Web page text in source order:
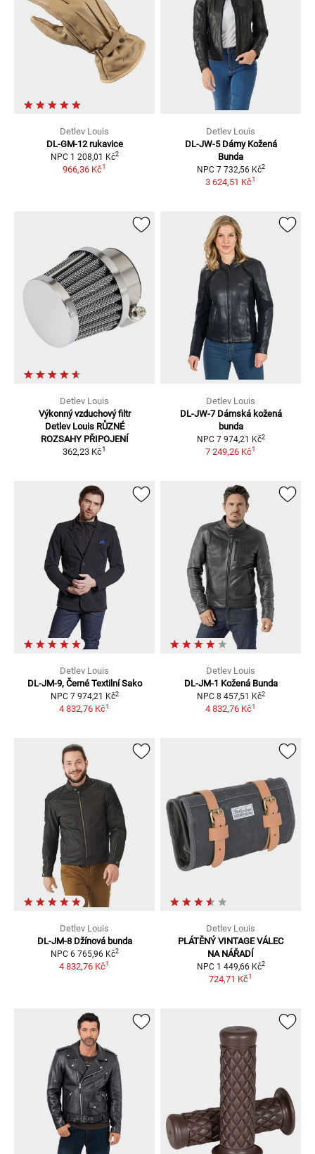
Detlev Louis
DL-GM-12 rukavice
NPC 1 208,01 Kč2
966,36 Kč1
Detlev Louis
DL-JW-5 Dámy Kožená
Bunda
NPC 7 732,56 Kč2
3 624,51 Kč1
Detlev Louis
Výkonný vzduchový filtr
Detlev Louis RŮZNÉ
ROZSAHY PŘIPOJENÍ
362,23 Kč1
Detlev Louis
DL-JW-7 Dámská kožená
bunda
NPC 7 974,21 Kč2
7 249,26 Kč1
Detlev Louis
DL-JM-9, Černé Textilní Sako
NPC 7 974,21 Kč2
4 832,76 Kč1
Detlev Louis
DL-JM-1 Kožená Bunda
NPC 8 457,51 Kč2
4 832,76 Kč1
Detlev Louis
DL-JM-8 Džínová bunda
NPC 6 765,96 Kč2
4 832,76 Kč1
Detlev Louis
PLÁTĚNÝ VINTAGE VÁLEC
NA NÁŘADÍ
NPC 1 449,66 Kč2
724,71 Kč1